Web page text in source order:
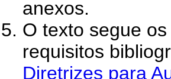
anexos.
O texto segue
requisitos
Diretrizes para